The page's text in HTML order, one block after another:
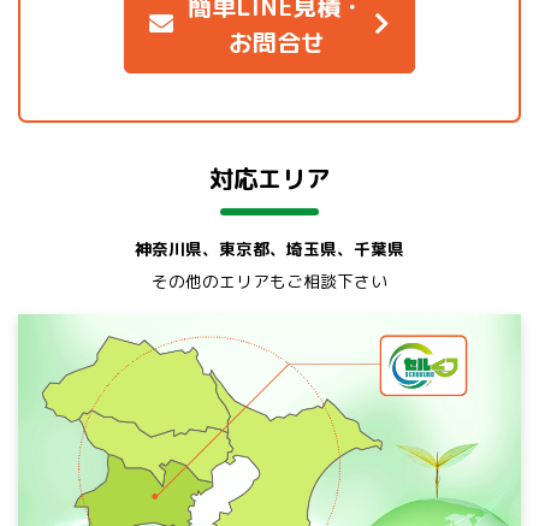
お問合せ
対応エリア
神奈川県、東京都、埼玉県、千葉県
その他のエリアもご相談下さい